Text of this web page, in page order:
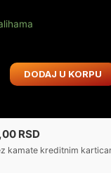
DODAJ U KORPU
RSD
kamate kreditnim